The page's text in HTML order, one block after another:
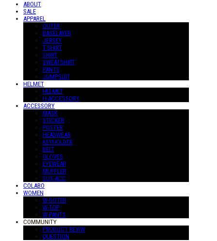
ABOUT
SALE
APPAREL
OUTER
BASELAYER
JERSEY
T-SHIRT
SHIRT
SWEATSHIRT
PANTS
JUMPSUIT
HELMET
HELMET
H-ACCESSORY
ACCESSORY
MASK
STICKER
POSTER
HEADWEAR
KEYHOLDER
BELT
GLOVES
EYEWEAR
MUFFLER
SUS-ACC
COLABO
WOMEN
W-OUTER
W-TOP
W-PANTS
COMMUNITY
PRODUCT REVIW
QUESTION